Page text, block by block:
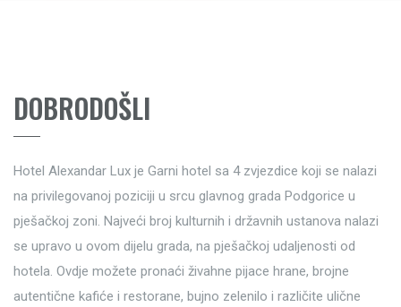
DOBRODOŠLI
Hotel Alexandar Lux je Garni hotel sa 4 zvjezdice koji se nalazi
na privilegovanoj poziciji u srcu glavnog grada Podgorice u
pješačkoj zoni. Najveći broj kulturnih i državnih ustanova nalazi
se upravo u ovom dijelu grada, na pješačkoj udaljenosti od
hotela. Ovdje možete pronaći živahne pijace hrane, brojne
autentične kafiće i restorane, bujno zelenilo i različite ulične